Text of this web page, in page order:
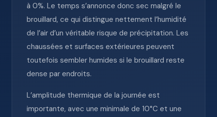
à 0%. Le temps s’annonce donc sec malgré le
brouillard, ce qui distingue nettement l’humidité
de l’air d’un véritable risque de précipitation. Les
chaussées et surfaces extérieures peuvent
toutefois sembler humides si le brouillard reste
dense par endroits.
L’amplitude thermique de la journée est
importante, avec une minimale de 10°C et une